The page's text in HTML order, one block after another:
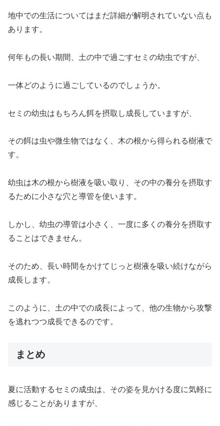
地中での生活についてはまだ詳細が解明されていない点も
あります。
何年もの長い期間、土の中で過ごすセミの幼虫ですが、
一体どのように過ごしているのでしょうか。
セミの幼虫はもちろん餌を摂取し成長していますが、
その餌は虫や微生物ではなく、木の根から得られる樹液で
す。
幼虫は木の根から樹液を吸い取り、その中の養分を摂取す
るために小さな穴と導管を使います。
しかし、幼虫の導管は小さく、一度に多くの養分を摂取す
ることはできません。
そのため、長い時間をかけてじっと樹液を吸い続けながら
成長します。
このように、土の中での成長によって、他の生物から攻撃
を逃れつつ成長できるのです。
まとめ
夏に活動するセミの成虫は、その姿を見かける度に気軽に
感じることがありますが、